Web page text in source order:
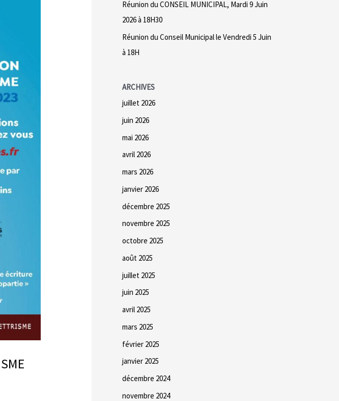
:
Réunion du CONSEIL MUNICIPAL, Mardi 9 Juin
2026 à 18H30
Réunion du Conseil Municipal le Vendredi 5 Juin
à 18H
ARCHIVES
juillet 2026
juin 2026
mai 2026
avril 2026
mars 2026
janvier 2026
décembre 2025
novembre 2025
octobre 2025
août 2025
juillet 2025
juin 2025
avril 2025
mars 2025
février 2025
janvier 2025
décembre 2024
novembre 2024